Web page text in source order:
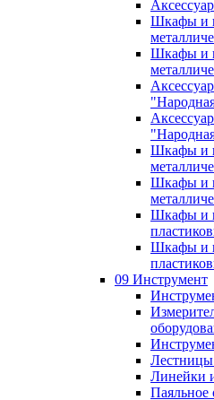
Шкафы и
Шкафы и
Шкафы и
Шкафы и
Шкафы и
Шкафы и
09 Инструмент
Лестницы
Линейки
Паяльное